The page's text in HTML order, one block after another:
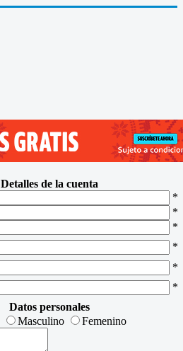
Detalles de la cuenta
*
*
*
*
*
*
Datos personales
Masculino
Femenino